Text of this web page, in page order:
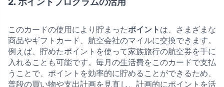
このカードの使用により貯まったポイント は、さまざまな
商品やギフトカード、航空会社のマイルに交換できます。
例えば、貯めたポイントを使って家族旅行の航空券を手に
入れることも可能です。毎月の生活費をこのカードで支払
うことで、ポイントを効率的に貯めることができるため、
普段の買い物や支出計画を見直し、計画的にポイントを活